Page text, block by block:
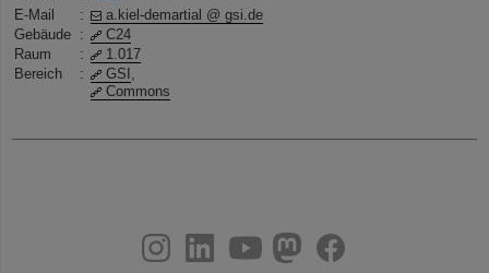
E-Mail
:
a.kiel-demartial @ gsi.de
Gebäude
:
C24
Raum
:
1.017
Bereich
: GSI
Commons
youtube
helmholtz.social
facebook